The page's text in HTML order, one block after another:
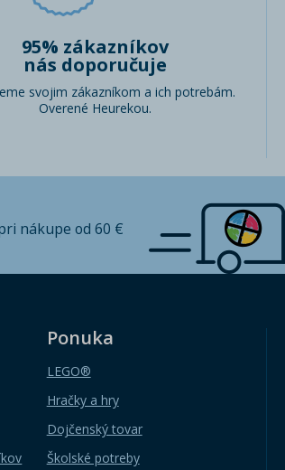
95% zákazníkov
nás doporučuje
svojim zákazníkom a ich potrebám.
Overené Heurekou.
nákupe od 60 €
Ponuka
LEGO®
Hračky a hry
Dojčenský tovar
Školské potreby